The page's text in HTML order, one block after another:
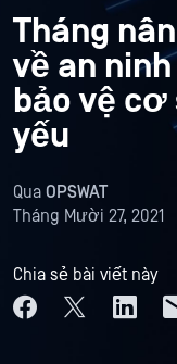
Tháng
về an
bảo vệ
yếu
Qua OPSWAT
Tháng Mười 27, 2021
Chia sẻ bài viết này